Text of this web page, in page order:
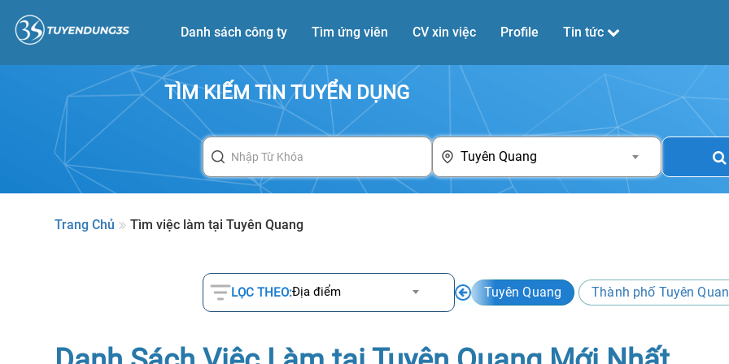
Danh sách công ty Tìm ứng viên CV xin việc Profile Tin tức
TÌM KIẾM TIN TUYỂN DỤNG
Tuyên Quang
Trang Chủ Tìm việc làm tại Tuyên Quang
LỌC THEO:Địa điểm Tuyên Quang Thành phố Tuyên